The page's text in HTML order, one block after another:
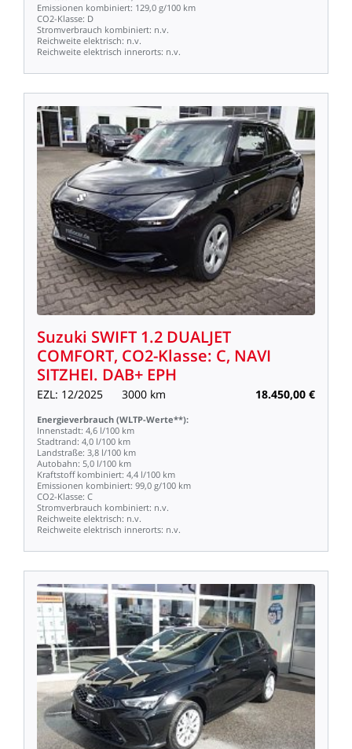
Emissionen kombiniert: 129,0 g/100 km
CO2-Klasse: D
Stromverbrauch kombiniert: n.v.
Reichweite elektrisch: n.v.
Reichweite elektrisch innerorts: n.v.
Suzuki SWIFT 1.2 DUALJET
COMFORT, CO2-Klasse: C, NAVI
SITZHEI. DAB+ EPH
EZL: 12/2025 3000 km 18.450,00 €
Energieverbrauch (WLTP-Werte**):
Innenstadt: 4,6 l/100 km
Stadtrand: 4,0 l/100 km
Landstraße: 3,8 l/100 km
Autobahn: 5,0 l/100 km
Kraftstoff kombiniert: 4,4 l/100 km
Emissionen kombiniert: 99,0 g/100 km
CO2-Klasse: C
Stromverbrauch kombiniert: n.v.
Reichweite elektrisch: n.v.
Reichweite elektrisch innerorts: n.v.